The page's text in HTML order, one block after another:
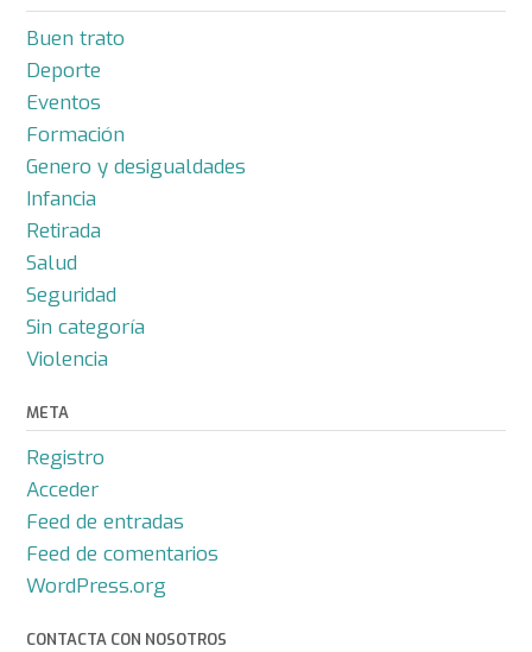
Buen trato
Deporte
Eventos
Formación
Genero y desigualdades
Infancia
Retirada
Salud
Seguridad
Sin categoría
Violencia
META
Registro
Acceder
Feed de entradas
Feed de comentarios
WordPress.org
CONTACTA CON NOSOTROS